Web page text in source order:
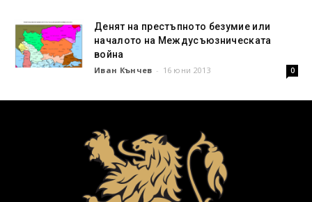
Денят на престъпното безумие или
началото на Междусъюзническата
война
Иван Кънчев - 16 юни 2013 0